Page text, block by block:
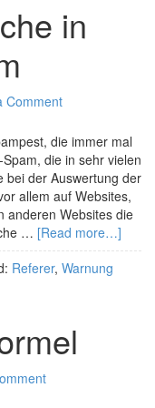
in
Comment
die immer mal
die in sehr vielen
bei der Auswertung der
allem auf Websites,
anderen Websites die
… [Read more…]
Referer, Warnung